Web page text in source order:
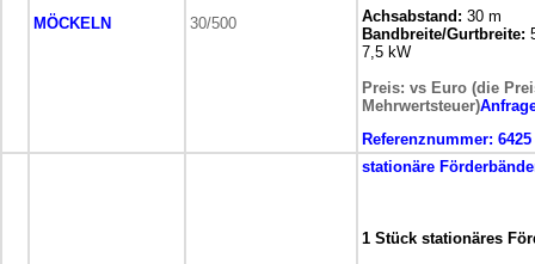
MÖCKELN 30/500
Achsabstand: 30 m
Bandbreite/Gurtbreite:
7,5 kW
Preis: vs Euro (die
Mehrwertsteuer)
Referenznummer: 6425
stationäre
1 Stück stationäres